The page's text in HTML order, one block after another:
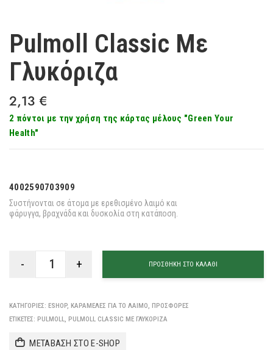
Pulmoll Classic Με
Γλυκόριζα
2,13 €
4002590703909
Συστήνονται σε άτομα με ερεθισμένο λαιμό και
φάρυγγα, βραχνάδα και δυσκολία στη κατάποση.
2 πόντοι με την χρήση της κάρτας μέλους "Green Your
Health"
ΠΡΟΣΘΉΚΗ ΣΤΟ ΚΑΛΆΘΙ
ΚΑΤΗΓΟΡΊΕΣ: ESHOP, ΚΑΡΑΜΈΛΕΣ ΓΙΑ ΤΟ ΛΑΙΜΌ
ΠΡΟΣΦΟΡΈΣ
ΕΤΙΚΈΤΕΣ: PULMOLL PULMOLL CLASSIC ΜΕ ΓΛΥΚΌΡΙΖΑ
ΜΕΤΑΒΑΣΗ ΣΤΟ E-SHOP